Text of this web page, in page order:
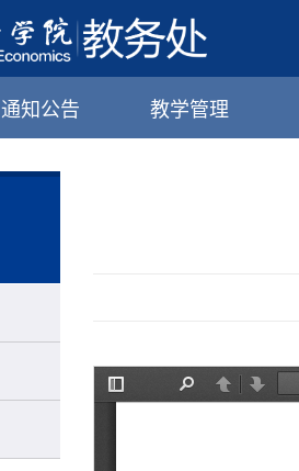
通知公告 教学管理